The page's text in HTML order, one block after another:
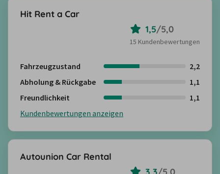
Hit Rent a Car
1,5/5,0
15 Kundenbewertungen
Fahrzeugzustand
2,2
Abholung & Rückgabe
1,1
Freundlichkeit
1,1
Kundenbewertungen anzeigen
Autounion Car Rental
3,3/5,0